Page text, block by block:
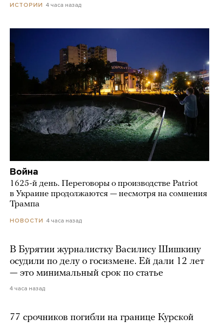
ИСТОРИИ 4 часа назад
Война
1625-й день. Переговоры о производстве Patriot
в Украине продолжаются — несмотря на сомнения
Трампа
НОВОСТИ 4 часа назад
В Бурятии журналистку Василису Шишкину
осудили по делу о госизмене. Ей дали 12 лет
— это минимальный срок по статье
4 часа назад
77 срочников погибли на границе Курской